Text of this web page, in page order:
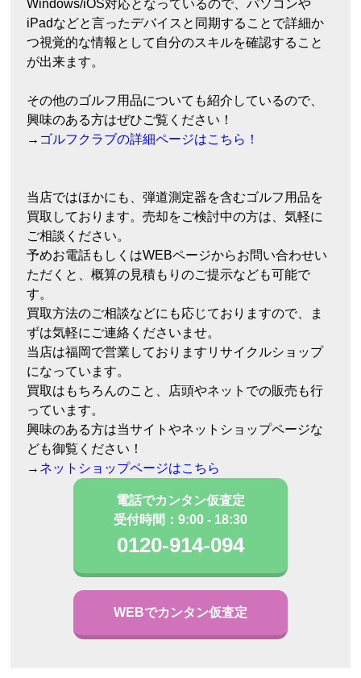
Windows/iOS対応となっているので、パソコンや
iPadなどと言ったデバイスと同期することで詳細か
つ視覚的な情報として自分のスキルを確認すること
が出来ます。
その他のゴルフ用品についても紹介しているので、
興味のある方はぜひご覧ください！
→ ゴルフクラブの詳細ページはこちら！
当店ではほかにも、弾道測定器を含むゴルフ用品を
買取しております。売却をご検討中の方は、気軽に
ご相談ください。
予めお電話もしくはWEBページからお問い合わせい
ただくと、概算の見積もりのご提示なども可能で
す。
買取方法のご相談などにも応じておりますので、ま
ずは気軽にご連絡くださいませ。
当店は福岡で営業しておりますリサイクルショップ
になっています。
買取はもちろんのこと、店頭やネットでの販売も行
っています。
興味のある方は当サイトやネットショップページな
ども御覧ください！
→ ネットショップページはこちら
電話でカンタン仮査定
受付時間：9:00 - 18:30
0120-914-094
WEBでカンタン仮査定